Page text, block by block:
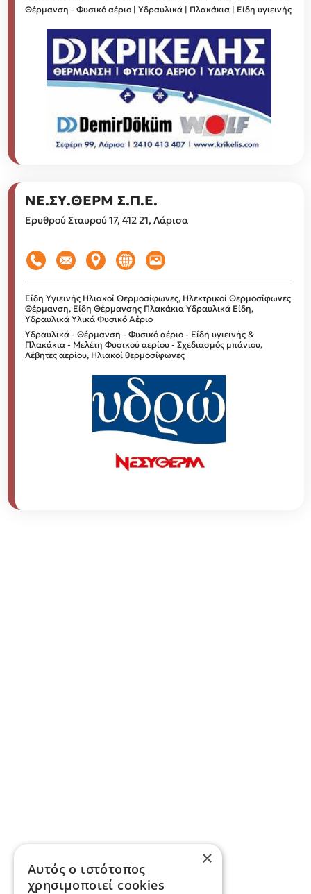
Θέρμανση - Φυσικό αέριο | Υδραυλικά | Πλακάκια | Είδη υγιεινής
ΝΕ.ΣΥ.ΘΕΡΜ Σ.Π.Ε.
Ερυθρού Σταυρού 17, 412 21, Λάρισα
Είδη Υγιεινής Ηλιακοί Θερμοσίφωνες, Ηλεκτρικοί Θερμοσίφωνες
Θέρμανση, Είδη Θέρμανσης Πλακάκια Υδραυλικά Είδη,
Υδραυλικά Υλικά Φυσικό Αέριο
Υδραυλικά - Θέρμανση - Φυσικό αέριο - Είδη υγιεινής &
Πλακάκια - Μελέτη Φυσικού αερίου - Σχεδιασμός μπάνιου,
Λέβητες αερίου, Ηλιακοί θερμοσίφωνες
×
Αυτός ο ιστότοπος
χρησιμοποιεί cookies